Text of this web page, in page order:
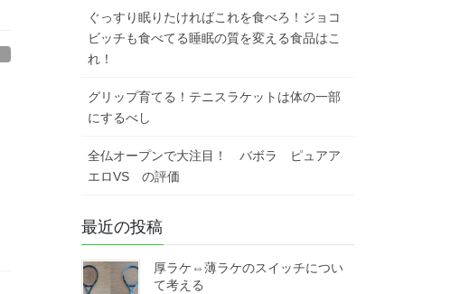
ぐっすり眠りたければこれを食べろ！ジョコ
ビッチも食べてる睡眠の質を変える食品はこ
れ！
グリップ育てる！テニスラケットは体の一部
にするべし
全仏オープンで大注目！ バボラ ピュアア
エロVS の評価
最近の投稿
厚ラケ⇔薄ラケのスイッチについ
て考える